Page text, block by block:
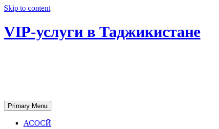
Skip to content
VIP-услуги в Таджикистане
Primary Menu
АСОСӢ